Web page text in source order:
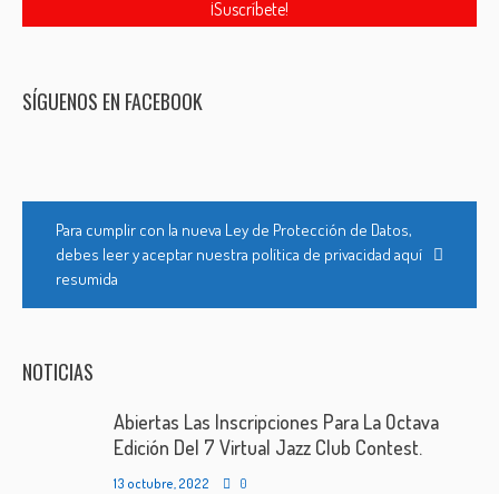
SÍGUENOS EN FACEBOOK
Para cumplir con la nueva Ley de Protección de Datos,
debes leer y aceptar nuestra política de privacidad aquí
resumida
NOTICIAS
Abiertas Las Inscripciones Para La Octava
Edición Del 7 Virtual Jazz Club Contest.
13 octubre, 2022 0